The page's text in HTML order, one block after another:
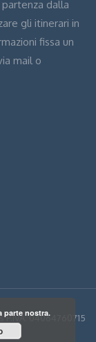
dalla
gli itinerari in
fissa un
mail o
04064760715
parte nostra.